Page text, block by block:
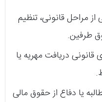
از مراحل قانونی، تنظیم
طرفین.
دریافت مهریه یا
یا دفاع از حقوق مالی